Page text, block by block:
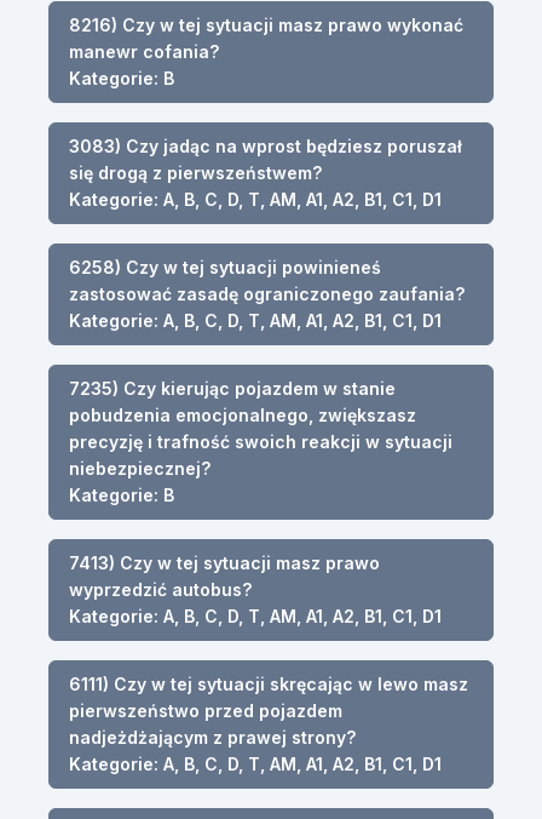
8216) Czy w tej sytuacji masz prawo wykonać
manewr cofania?
Kategorie: B
3083) Czy jadąc na wprost będziesz poruszał
się drogą z pierwszeństwem?
Kategorie: A, B, C, D, T, AM, A1, A2, B1, C1, D1
6258) Czy w tej sytuacji powinieneś
zastosować zasadę ograniczonego zaufania?
Kategorie: A, B, C, D, T, AM, A1, A2, B1, C1, D1
7235) Czy kierując pojazdem w stanie
pobudzenia emocjonalnego, zwiększasz
precyzję i trafność swoich reakcji w sytuacji
niebezpiecznej?
Kategorie: B
7413) Czy w tej sytuacji masz prawo
wyprzedzić autobus?
Kategorie: A, B, C, D, T, AM, A1, A2, B1, C1, D1
6111) Czy w tej sytuacji skręcając w lewo masz
pierwszeństwo przed pojazdem
nadjeżdżającym z prawej strony?
Kategorie: A, B, C, D, T, AM, A1, A2, B1, C1, D1